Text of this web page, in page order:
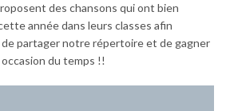
des chansons qui ont bien
année dans leurs classes afin
de partager notre répertoire et de gagner
occasion du temps !!